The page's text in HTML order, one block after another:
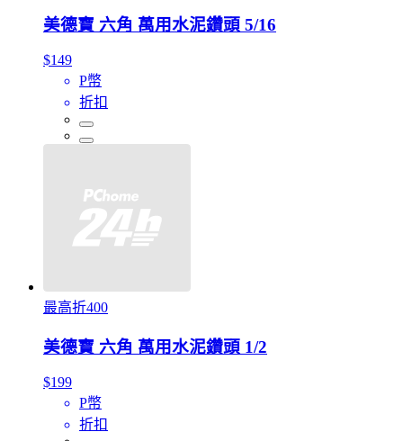
美德寶 六角 萬用水泥鑽頭 5/16
$149
P幣
折扣
最高折400
美德寶 六角 萬用水泥鑽頭 1/2
$199
P幣
折扣